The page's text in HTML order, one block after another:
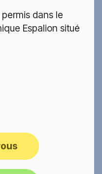
dans le
Espalion situé